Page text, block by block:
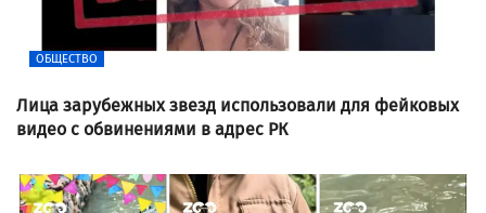
ОБЩЕСТВО
Лица зарубежных звезд использовали для фейковых
видео с обвинениями в адрес РК